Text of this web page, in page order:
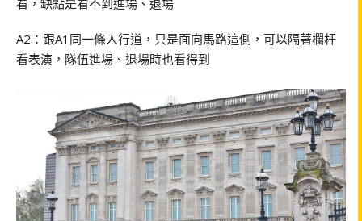
看，缺點是看不到進場、退場
A2：跟A1同一條人行道，只是面向馬路這側，可以隔著欄杆
看表演，隊伍進場、退場時也看得到